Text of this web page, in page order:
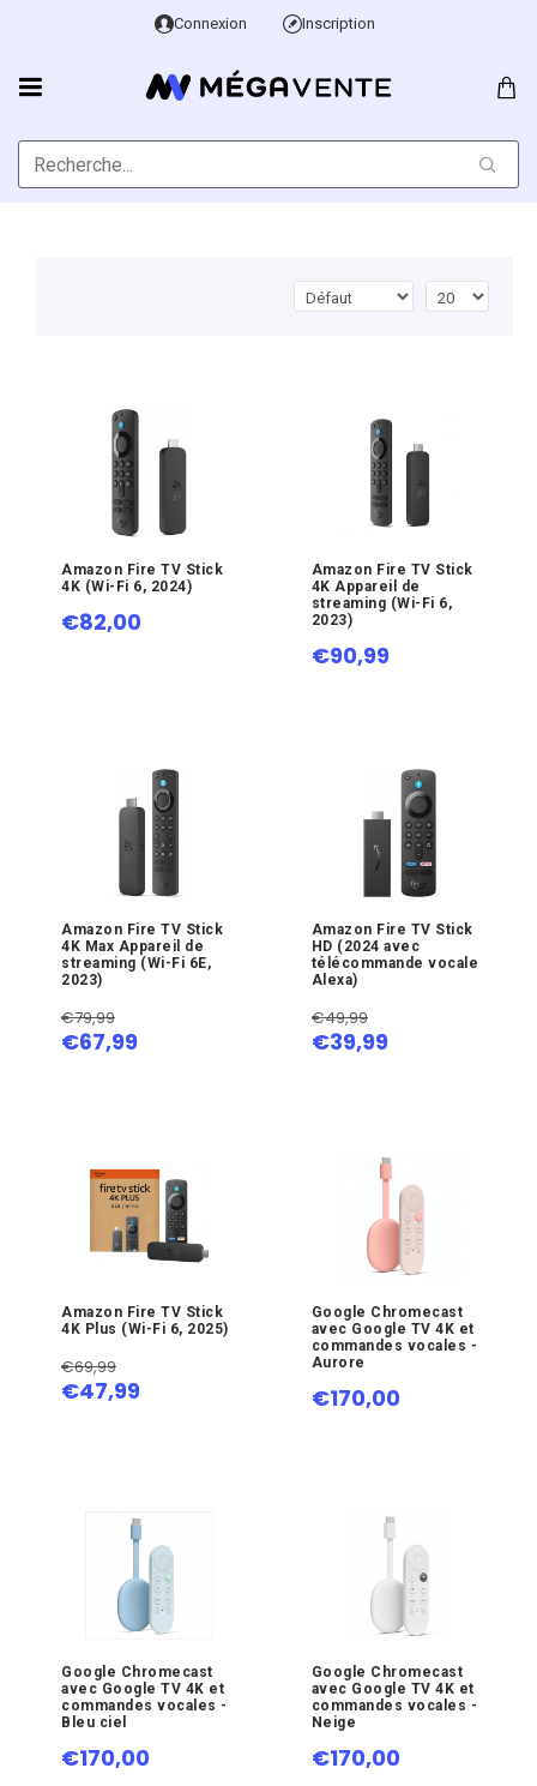
Connexion Inscription
Amazon Fire TV Stick
4K (Wi-Fi 6, 2024)
€82,00
Amazon Fire TV Stick
4K Appareil de
streaming (Wi-Fi 6,
2023)
€90,99
Amazon Fire TV Stick
4K Max Appareil de
streaming (Wi-Fi 6E,
2023)
€67,99
€79,99
Amazon Fire TV Stick
HD (2024 avec
télécommande vocale
Alexa)
€39,99
€49,99
Amazon Fire TV Stick
4K Plus (Wi-Fi 6, 2025)
€47,99
€69,99
Google Chromecast
avec Google TV 4K et
commandes vocales -
Aurore
€170,00
Google Chromecast
avec Google TV 4K et
commandes vocales -
Bleu ciel
€170,00
Google Chromecast
avec Google TV 4K et
commandes vocales -
Neige
€170,00